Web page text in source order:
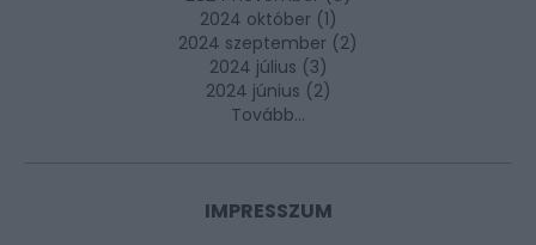
2024 október (1)
2024 szeptember (2)
2024 július (3)
2024 június (2)
Tovább...
IMPRESSZUM